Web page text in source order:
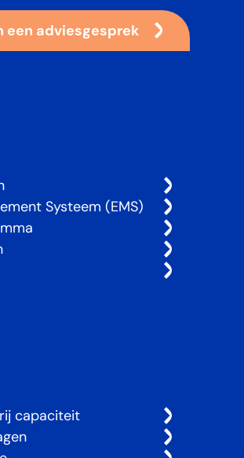
een adviesgesprek
Systeem (EMS)
capaciteit